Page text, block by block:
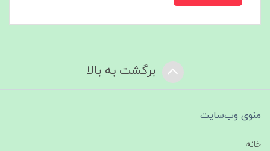
برگشت به بالا
منوی وب‌سایت
خانه